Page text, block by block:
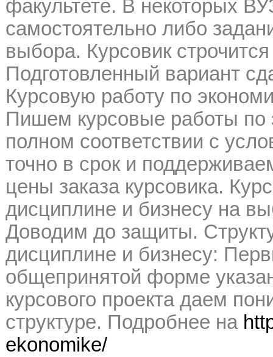
факультете. В некоторых
самостоятельно либо
выбора. Курсовик
Подготовленный вариант
Курсовую работу по
Пишем курсовые работы по
полном соответствии с
точно в срок и
цены заказа курсовика.
дисциплине и бизнесу на
Доводим до защиты.
дисциплине и бизнесу:
общепринятой форме
курсового проекта даем
структуре. Подробнее на
ekonomike/